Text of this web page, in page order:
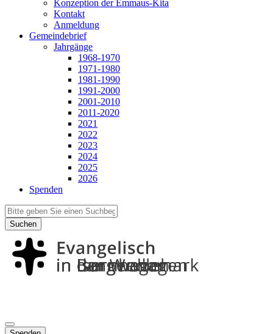
Konzeption der Emmaus-Kita
Kontakt
Anmeldung
Gemeindebrief
Jahrgänge
1968-1970
1971-1980
1981-1990
1991-2000
2001-2010
2011-2020
2021
2022
2023
2024
2025
2026
Spenden
Suchen